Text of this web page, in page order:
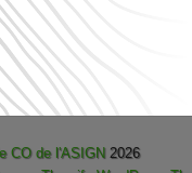
CO de l'ASIGN 2026